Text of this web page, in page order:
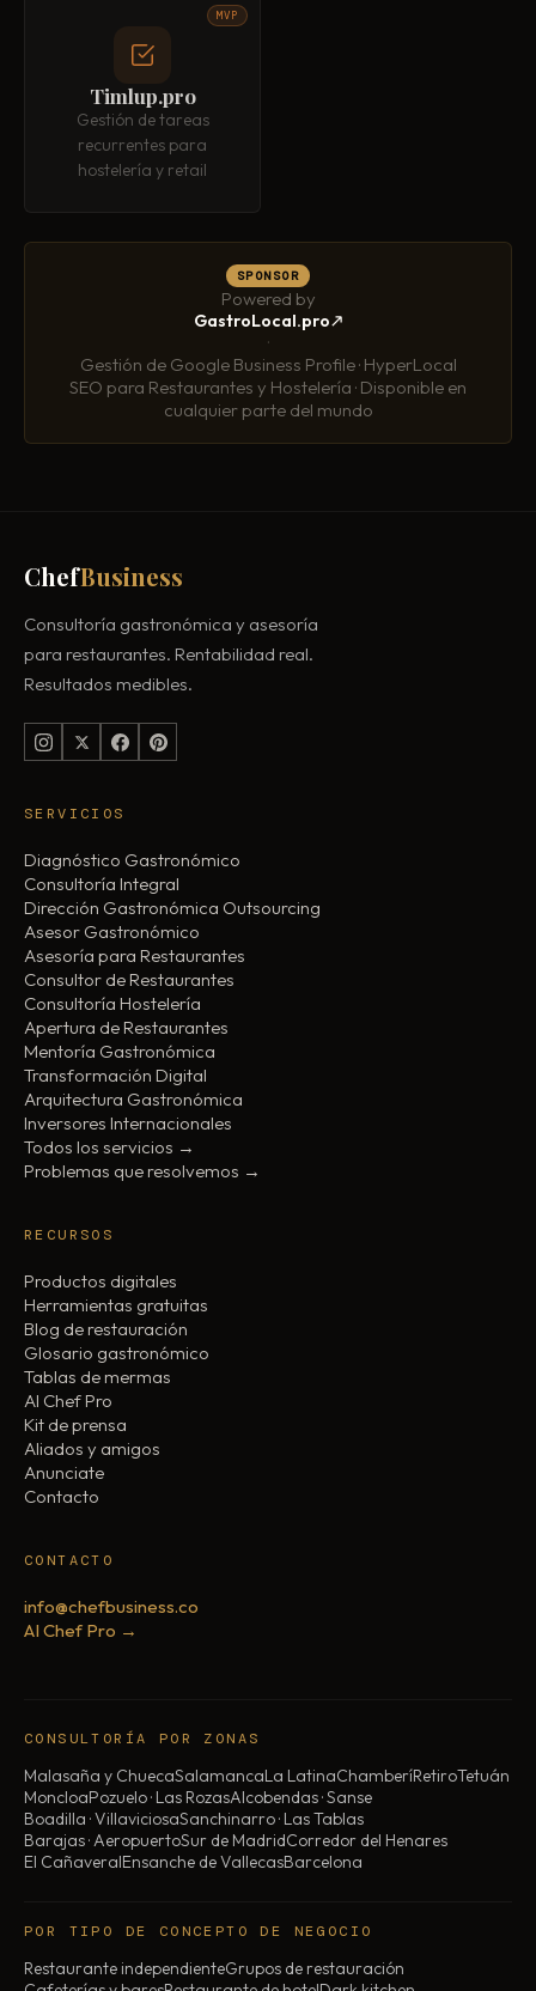
Timlup.pro
Gestión de tareas
recurrentes para
hostelería y retail
MVP
SPONSOR
Powered by
GastroLocal.pro
·
Gestión de Google Business Profile · HyperLocal
SEO para Restaurantes y Hostelería · Disponible en
cualquier parte del mundo
ChefBusiness
Consultoría gastronómica y asesoría
para restaurantes. Rentabilidad real.
Resultados medibles.
SERVICIOS
Diagnóstico Gastronómico
Consultoría Integral
Dirección Gastronómica Outsourcing
Asesor Gastronómico
Asesoría para Restaurantes
Consultor de Restaurantes
Consultoría Hostelería
Apertura de Restaurantes
Mentoría Gastronómica
Transformación Digital
Arquitectura Gastronómica
Inversores Internacionales
Todos los servicios →
Problemas que resolvemos →
RECURSOS
Productos digitales
Herramientas gratuitas
Blog de restauración
Glosario gastronómico
Tablas de mermas
AI Chef Pro
Kit de prensa
Aliados y amigos
Anunciate
Contacto
CONTACTO
info@chefbusiness.co
AI Chef Pro →
CONSULTORÍA POR ZONAS
Malasaña y ChuecaSalamancaLa LatinaChamberíRetiroTetuán
MoncloaPozuelo · Las RozasAlcobendas · Sanse
Boadilla · VillaviciosaSanchinarro · Las Tablas
Barajas · AeropuertoSur de MadridCorredor del Henares
El CañaveralEnsanche de VallecasBarcelona
POR TIPO DE CONCEPTO DE NEGOCIO
Restaurante independienteGrupos de restauración